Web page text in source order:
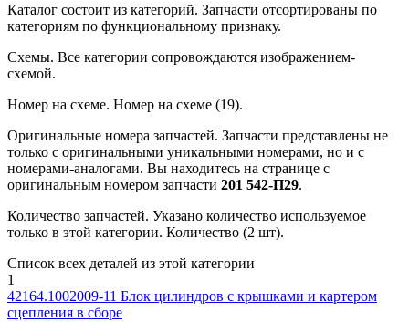
Каталог состоит из категорий. Запчасти отсортированы по
категориям по функциональному признаку.
Схемы. Все категории сопровождаются изображением-
схемой.
Номер на схеме. Номер на схеме (19).
Оригинальные номера запчастей. Запчасти представлены не
только с оригинальными уникальными номерами, но и с
номерами-аналогами. Вы находитесь на странице с
оригинальным номером запчасти 201 542-П29.
Количество запчастей. Указано количество используемое
только в этой категории. Количество (2 шт).
Список всех деталей из этой категории
1
42164.1002009-11 Блок цилиндров с крышками и картером
сцепления в сборе